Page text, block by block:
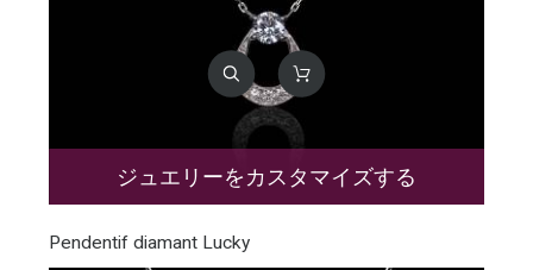
ジュエリーをカスタマイズする
Pendentif diamant Lucky